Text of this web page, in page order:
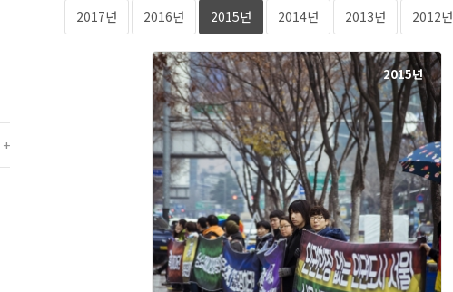
+
2017년 2016년 2015년 2014년 2013년 2012년
2015년